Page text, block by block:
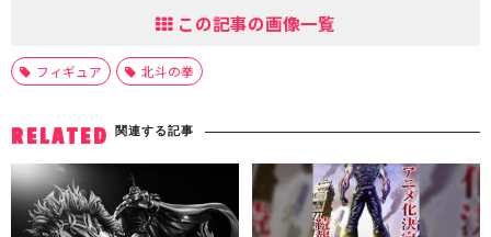
この記事の画像一覧
フィギュア 北斗の拳
RELATED 関連する記事